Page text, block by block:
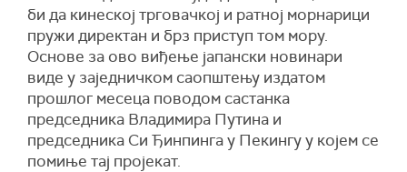
би да кинеској трговачкој и ратној морнарици
пружи директан и брз приступ том мору.
Основе за ово виђење јапански новинари
виде у заједничком саопштењу издатом
прошлог месеца поводом састанка
председника Владимира Путина и
председника Си Ђинпинга у Пекингу у којем се
помиње тај пројекат.